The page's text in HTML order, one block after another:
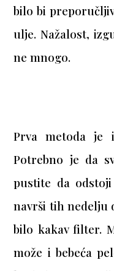
bilo bi
ulje. Nažalost,
ne mnogo.
Prva metoda je
Potrebno je da
pustite da
navrši tih nedelju
bilo kakav filter.
može i bebeća